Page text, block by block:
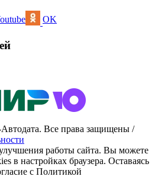
OK
Все права защищены /
работы сайта. Вы можете
в настройках браузера. Оставаясь
с Политикой